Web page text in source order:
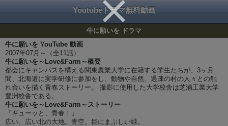
Youtubeドラマ無料動画
牛に願いを ドラマ
牛に願いを YouTube 動画
2007年07月～（全11話）
牛に願いを～Love&Farm～概要
都会にキャンパスを構える関東農業大学に在籍する学生たちが、3ヶ月
間、北海道に実学研修に参加をし、動物や自然、過疎の村の人々との触
れ合いを描く青春ストーリー。 撮影に使用した大学校舎は芝浦工業大学
豊洲校舎である。
牛に願いを～Love&Farm～ストーリー
『ギューッと、青春！』
広い、広い北の大地。青空。目にまぶしい緑。